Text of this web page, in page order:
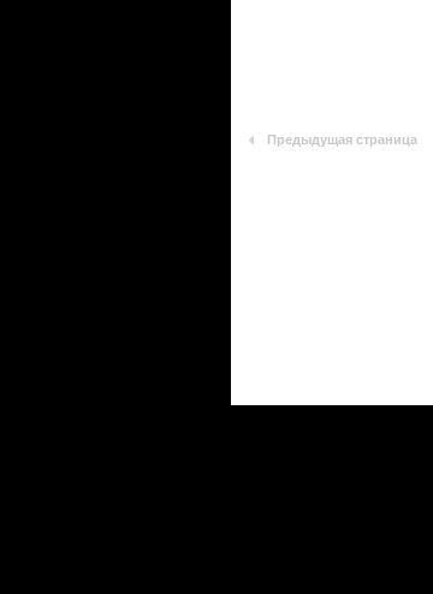
Предыдущая страница